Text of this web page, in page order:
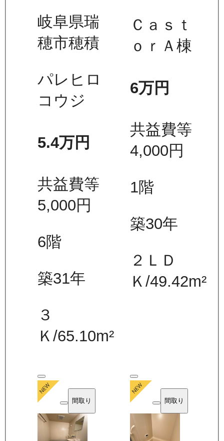
岐阜県瑞
穂市穂積
パレヒロ
コウジ
5.4万円
共益費等
5,000円
6階
築31年
３
Ｋ/65.10m²
Ｃａｓｔ
ｏｒＡ棟
6万円
共益費等
4,000円
1階
築30年
２ＬＤ
Ｋ /49.42m²
間取り 間取り